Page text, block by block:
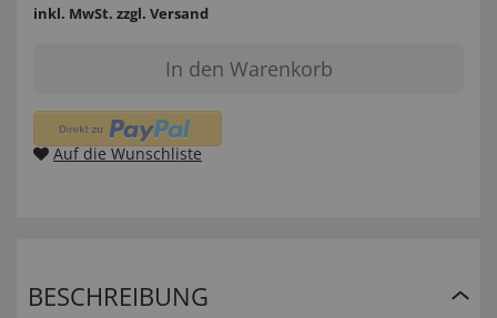
inkl. MwSt. zzgl. Versand
In den Warenkorb
Auf die Wunschliste
BESCHREIBUNG